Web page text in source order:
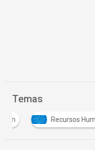
Temas
Recursos Humanos